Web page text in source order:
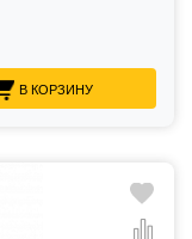
В КОРЗИНУ